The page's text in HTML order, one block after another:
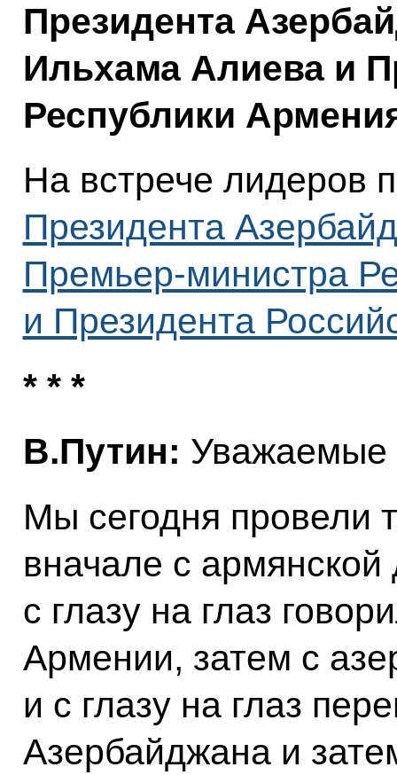
Президента
Ильхама Алиева и
Республики
На встрече лидеров
Президента
Премьер-министра
и Президента
* * *
В.Путин: Уважаемые
Мы сегодня провели
вначале с
с глазу на глаз
Армении, затем с
и с глазу на глаз
Азербайджана и